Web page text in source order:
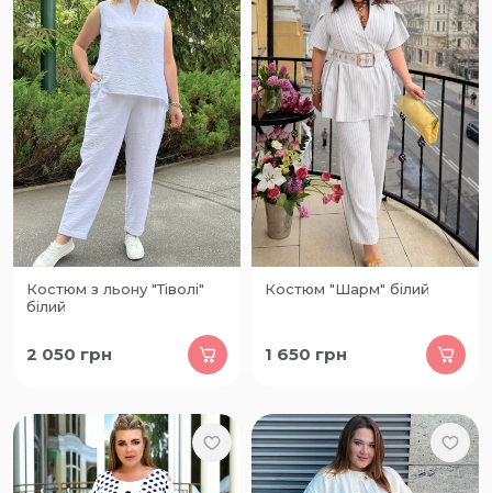
Костюм з льону "Тіволі"
білий
2 050 грн
Костюм "Шарм" білий
1 650 грн